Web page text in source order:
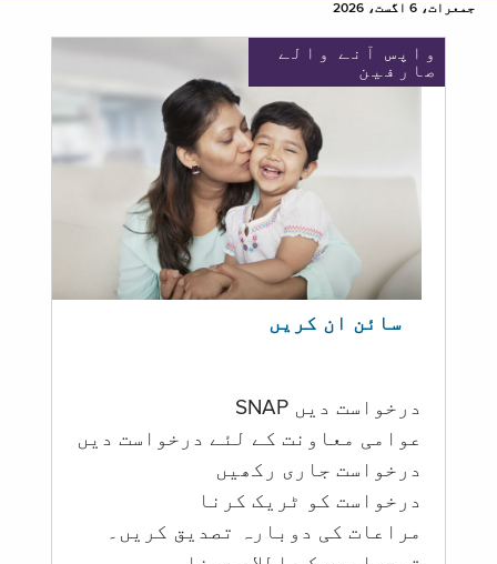
جمعرات، 6 اگست، 2026
واپس آنے والے
صارفین
سائن ان کریں
درخواست دیں SNAP
عوامی معاونت کے لئے درخواست دیں
درخواست جاری رکھیں
درخواست کو ٹریک کرنا
مراعات کی دوبارہ تصدیق کریں۔